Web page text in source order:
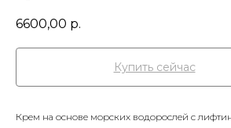
6600,00 р.
Купить сейчас
Крем на основе морских водорослей с